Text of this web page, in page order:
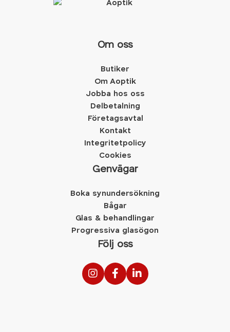
Om oss
Butiker
Om Aoptik
Jobba hos oss
Delbetalning
Företagsavtal
Kontakt
Integritetpolicy
Cookies
Genvägar
Boka synundersökning
Bågar
Glas & behandlingar
Progressiva glasögon
Följ oss